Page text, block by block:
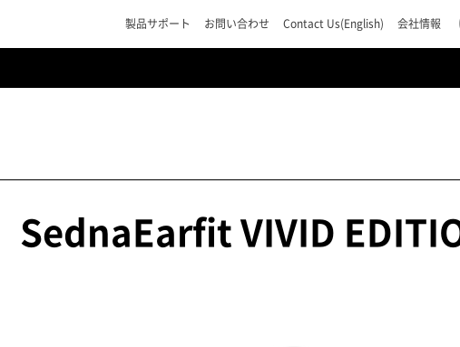
製品サポート お問い合わせ Contact Us(English) 会社情報
SednaEarfit VIVID